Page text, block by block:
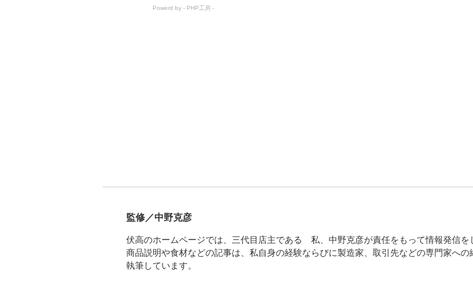
監修／中野克彦
伏高のホームページでは、三代目店主である 私、中野克彦が責任をもって情報発信を
商品説明や食材などの記事は、私自身の経験ならびに製造家、取引先などの専門家へ
執筆しています。